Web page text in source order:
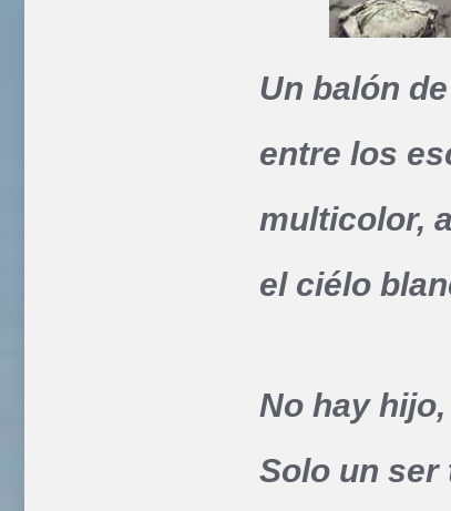
Un balón
entre los
multicolor,
el ciélo
No hay
Solo un ser